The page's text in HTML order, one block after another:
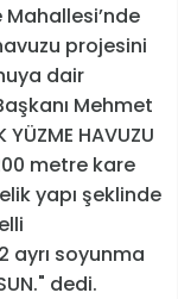
projesini
dair
Mehmet
HAVUZU
metre kare
yapı şeklinde
ayrı soyunma
dedi.